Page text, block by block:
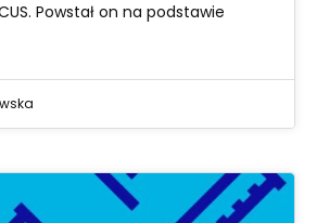
Powstał on na podstawie